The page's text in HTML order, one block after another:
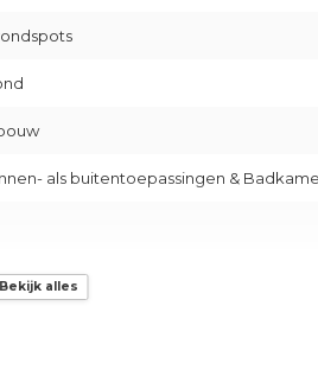
als buitentoepassingen &
Bekijk alles